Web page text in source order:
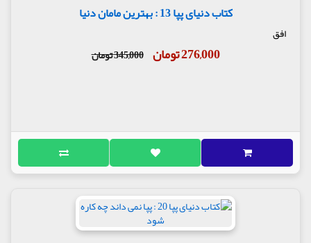
کتاب دنیای پپا 13 : بهترین مامان دنیا
افق
276,000 تومان 345,000 تومان